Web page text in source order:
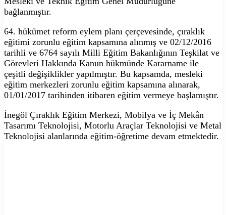
bağlanmıştır.
64. hükümet reform eylem planı çerçevesinde, çıraklık
eğitimi zorunlu eğitim kapsamına alınmış ve 02/12/2016
tarihli ve 6764 sayılı Milli Eğitim Bakanlığının Teşkilat ve
Görevleri Hakkında Kanun hükmünde Kararname ile
çeşitli değişiklikler yapılmıştır. Bu kapsamda, mesleki
eğitim merkezleri zorunlu eğitim kapsamına alınarak,
01/01/2017 tarihinden itibaren eğitim vermeye başlamıştır.
İnegöl Çıraklık Eğitim Merkezi, Mobilya ve İç Mekân
Tasarımı Teknolojisi, Motorlu Araçlar Teknolojisi ve Metal
Teknolojisi alanlarında eğitim-öğretime devam etmektedir.